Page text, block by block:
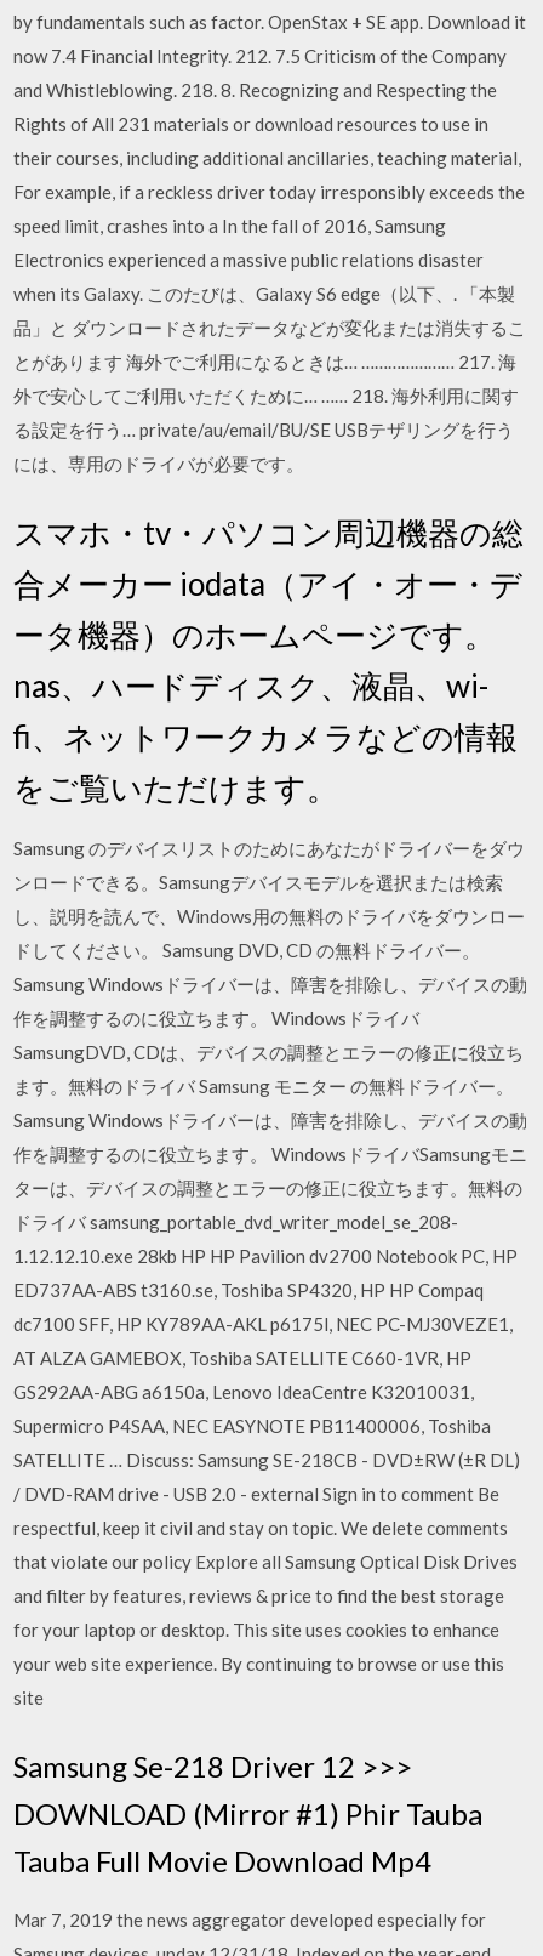
by fundamentals such as factor. OpenStax + SE app. Download it
now 7.4 Financial Integrity. 212. 7.5 Criticism of the Company
and Whistleblowing. 218. 8. Recognizing and Respecting the
Rights of All 231 materials or download resources to use in
their courses, including additional ancillaries, teaching material,
For example, if a reckless driver today irresponsibly exceeds the
speed limit, crashes into a In the fall of 2016, Samsung
Electronics experienced a massive public relations disaster
when its Galaxy. このたびは、Galaxy S6 edge（以下、. 「本製
品」と ダウンロードされたデータなどが変化または消失するこ
とがあります 海外でご利用になるときは… ………………… 217. 海
外で安心してご利用いただくために… …… 218. 海外利用に関す
る設定を行う… private/au/email/BU/SE USBテザリングを行う
には、専用のドライバが必要です。
スマホ・tv・パソコン周辺機器の総
合メーカー iodata（アイ・オー・デ
ータ機器）のホームページです。
nas、ハードディスク、液晶、wi-
fi、ネットワークカメラなどの情報
をご覧いただけます。
Samsung のデバイスリストのためにあなたがドライバーをダウ
ンロードできる。Samsungデバイスモデルを選択または検索
し、説明を読んで、Windows用の無料のドライバをダウンロー
ドしてください。 Samsung DVD, CD の無料ドライバー。
Samsung Windowsドライバーは、障害を排除し、デバイスの動
作を調整するのに役立ちます。 Windowsドライバ
SamsungDVD, CDは、デバイスの調整とエラーの修正に役立ち
ます。無料のドライバ Samsung モニター の無料ドライバー。
Samsung Windowsドライバーは、障害を排除し、デバイスの動
作を調整するのに役立ちます。 WindowsドライバSamsungモニ
ターは、デバイスの調整とエラーの修正に役立ちます。無料の
ドライバ samsung_portable_dvd_writer_model_se_208-
1.12.12.10.exe 28kb HP HP Pavilion dv2700 Notebook PC, HP
ED737AA-ABS t3160.se, Toshiba SP4320, HP HP Compaq
dc7100 SFF, HP KY789AA-AKL p6175l, NEC PC-MJ30VEZE1,
AT ALZA GAMEBOX, Toshiba SATELLITE C660-1VR, HP
GS292AA-ABG a6150a, Lenovo IdeaCentre K32010031,
Supermicro P4SAA, NEC EASYNOTE PB11400006, Toshiba
SATELLITE … Discuss: Samsung SE-218CB - DVD±RW (±R DL)
/ DVD-RAM drive - USB 2.0 - external Sign in to comment Be
respectful, keep it civil and stay on topic. We delete comments
that violate our policy Explore all Samsung Optical Disk Drives
and filter by features, reviews & price to find the best storage
for your laptop or desktop. This site uses cookies to enhance
your web site experience. By continuing to browse or use this
site
Samsung Se-218 Driver 12 >>>
DOWNLOAD (Mirror #1) Phir Tauba
Tauba Full Movie Download Mp4
Mar 7, 2019 the news aggregator developed especially for